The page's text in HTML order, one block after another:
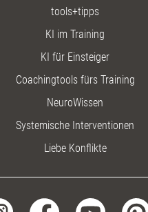
tools+tipps
KI im Training
KI für Einsteiger
Coachingtools fürs Training
NeuroWissen
Systemische Interventionen
Liebe Konflikte